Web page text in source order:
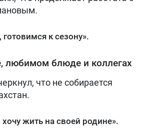
готовимся к сезону».
любимом блюде и коллегах
что не собирается
жить на своей родине».